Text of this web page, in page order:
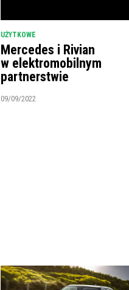
UŻYTKOWE
Mercedes i Rivian
w elektromobilnym
partnerstwie
09/09/2022